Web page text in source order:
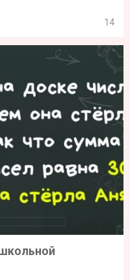
14